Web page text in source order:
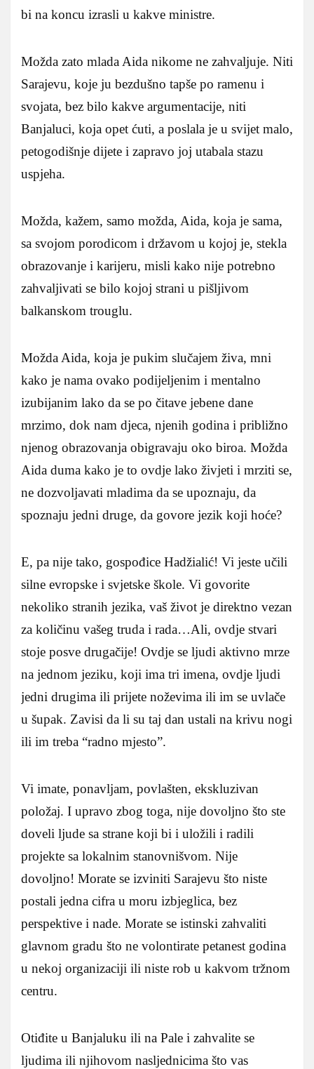
bi na koncu izrasli u kakve ministre.
Možda zato mlada Aida nikome ne zahvaljuje. Niti
Sarajevu, koje ju bezdušno tapše po ramenu i
svojata, bez bilo kakve argumentacije, niti
Banjaluci, koja opet ćuti, a poslala je u svijet malo,
petogodišnje dijete i zapravo joj utabala stazu
uspjeha.
Možda, kažem, samo možda, Aida, koja je sama,
sa svojom porodicom i državom u kojoj je, stekla
obrazovanje i karijeru, misli kako nije potrebno
zahvaljivati se bilo kojoj strani u pišljivom
balkanskom trouglu.
Možda Aida, koja je pukim slučajem živa, mni
kako je nama ovako podijeljenim i mentalno
izubijanim lako da se po čitave jebene dane
mrzimo, dok nam djeca, njenih godina i približno
njenog obrazovanja obigravaju oko biroa. Možda
Aida duma kako je to ovdje lako živjeti i mrziti se,
ne dozvoljavati mladima da se upoznaju, da
spoznaju jedni druge, da govore jezik koji hoće?
E, pa nije tako, gospođice Hadžialić! Vi jeste učili
silne evropske i svjetske škole. Vi govorite
nekoliko stranih jezika, vaš život je direktno vezan
za količinu vašeg truda i rada…Ali, ovdje stvari
stoje posve drugačije! Ovdje se ljudi aktivno mrze
na jednom jeziku, koji ima tri imena, ovdje ljudi
jedni drugima ili prijete noževima ili im se uvlače
u šupak. Zavisi da li su taj dan ustali na krivu nogi
ili im treba “radno mjesto”.
Vi imate, ponavljam, povlašten, ekskluzivan
položaj. I upravo zbog toga, nije dovoljno što ste
doveli ljude sa strane koji bi i uložili i radili
projekte sa lokalnim stanovnišvom. Nije
dovoljno! Morate se izviniti Sarajevu što niste
postali jedna cifra u moru izbjeglica, bez
perspektive i nade. Morate se istinski zahvaliti
glavnom gradu što ne volontirate petanest godina
u nekoj organizaciji ili niste rob u kakvom tržnom
centru.
Otiđite u Banjaluku ili na Pale i zahvalite se
ljudima ili njihovom nasljednicima što vas